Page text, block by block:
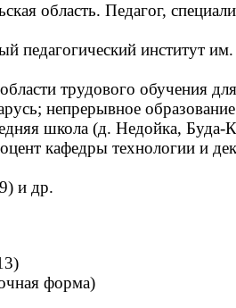
область. Педагог,
педагогический институт
трудового обучения
непрерывное
школа (д. Недойка, Буда-
кафедры технологии и
и др.
форма)